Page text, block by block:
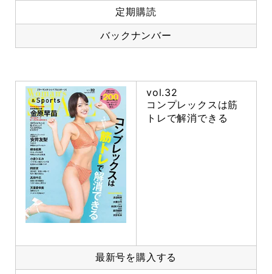
定期購読
バックナンバー
vol.32
コンプレックスは筋
トレで解消できる
最新号を購入する